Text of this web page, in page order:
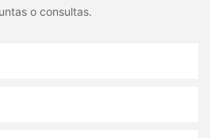
o consultas.